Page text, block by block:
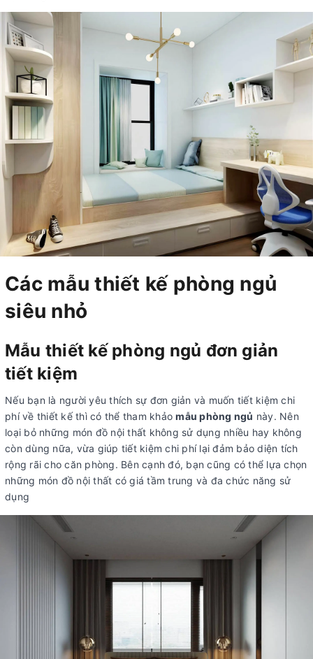
Các mẫu thiết kế phòng ngủ
siêu nhỏ
Mẫu thiết kế phòng ngủ đơn giản
tiết kiệm
Nếu bạn là người yêu thích sự đơn giản và muốn tiết kiệm chi
phí về thiết kế thì có thể tham khảomẫu phòng ngủ này. Nên
loại bỏ những món đồ nội thất không sử dụng nhiều hay không
còn dùng nữa, vừa giúp tiết kiệm chi phí lại đảm bảo diện tích
rộng rãi cho căn phòng. Bên cạnh đó, bạn cũng có thể lựa chọn
những món đồ nội thất có giá tầm trung và đa chức năng sử
dụng